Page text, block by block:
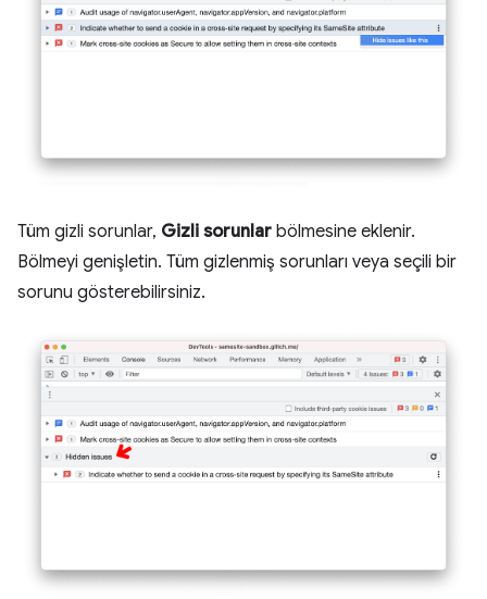
Tüm gizli sorunlar, Gizli sorunlar bölmesine eklenir.
Bölmeyi genişletin. Tüm gizlenmiş sorunları veya seçili bir
sorunu gösterebilirsiniz.